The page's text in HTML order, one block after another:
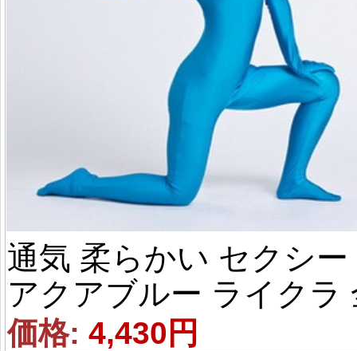
通気 柔らかい セクシー
アクアブルー ライクラ
身タイツ
価格: 4,430円